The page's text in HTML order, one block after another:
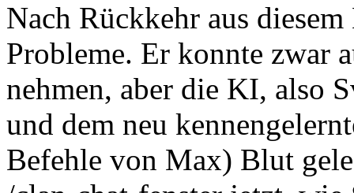
Nach Rückkehr aus
Probleme. Er konnte zwar
nehmen, aber die KI, also
und dem neu
Befehle von Max) Blut